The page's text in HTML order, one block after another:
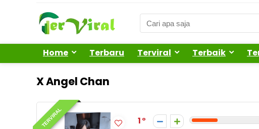
Home Terbaru Terviral Terbaik
X Angel Chan
TERVIRAL 1